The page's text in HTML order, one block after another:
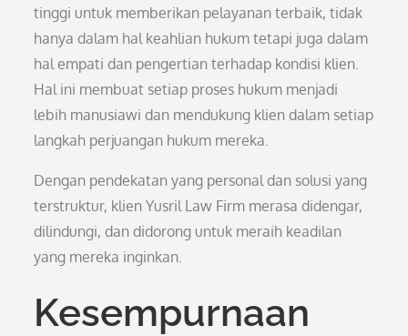
tinggi untuk memberikan pelayanan terbaik, tidak
hanya dalam hal keahlian hukum tetapi juga dalam
hal empati dan pengertian terhadap kondisi klien.
Hal ini membuat setiap proses hukum menjadi
lebih manusiawi dan mendukung klien dalam setiap
langkah perjuangan hukum mereka.
Dengan pendekatan yang personal dan solusi yang
terstruktur, klien Yusril Law Firm merasa didengar,
dilindungi, dan didorong untuk meraih keadilan
yang mereka inginkan.
Kesempurnaan